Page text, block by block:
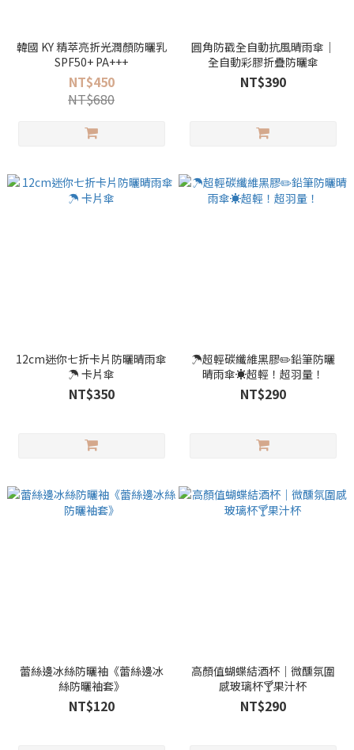
韓國 KY 精萃亮折光潤顏防曬乳
SPF50+ PA+++
NT$450
NT$680
圓角防戳全自動抗風晴雨傘｜
全自動彩膠折疊防曬傘
NT$390
12cm迷你七折卡片防曬晴雨傘
☂️ 卡片傘
NT$350
☂️超輕碳纖維黑膠✏️鉛筆防曬
晴雨傘☀️超輕！超羽量！
NT$290
蕾絲邊冰絲防曬袖《蕾絲邊冰
絲防曬袖套》
NT$120
高顏值蝴蝶結酒杯｜微醺氛圍
感玻璃杯🍸果汁杯
NT$290